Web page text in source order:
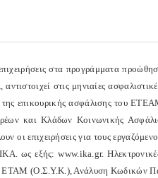
στα προγράμματα
στις μηνιαίες
επικουρικής ασφάλισης του
και Κλάδων Κοινωνικής
οι επιχειρήσεις για τους
ΙΚΑ. ως εξής:www.ika.gr.
ΕΤΑΜ (Ο.Σ.Υ.Κ.), Ανάλυση Κωδικών